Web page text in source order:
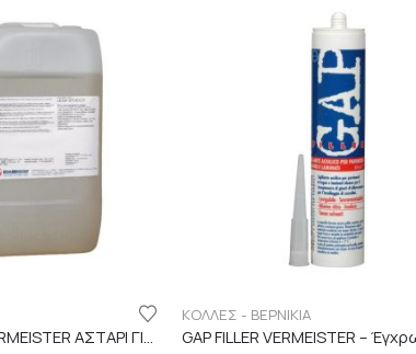
LEGASTUCCO VERMEISTER ΑΣΤΑΡΙ ΓΙΑ ΣΤΟΚΑΡΙΣΜΑ
ΚΟΛΛΕΣ - ΒΕΡΝΙΚΙΑ